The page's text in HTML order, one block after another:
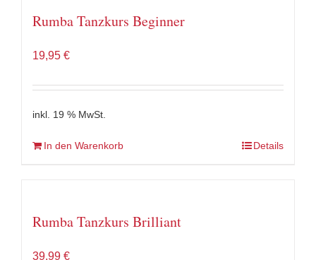
Rumba Tanzkurs Beginner
19,95 €
inkl. 19 % MwSt.
In den Warenkorb Details
Rumba Tanzkurs Brilliant
39,99 €